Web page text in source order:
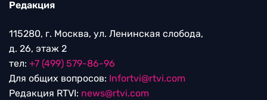
Редакция
115280, г. Москва, ул. Ленинская слобода,
д. 26, этаж 2
тел: +7 (499) 579-86-96
Для общих вопросов: Infortvi@rtvi.com
Редакция RTVI: news@rtvi.com